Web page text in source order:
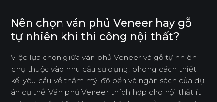
Nên chọn ván phủ Veneer hay gỗ
tự nhiên khi thi công nội thất?
Việc lựa chọn giữa ván phủ Veneer và gỗ tự nhiên
phụ thuộc vào nhu cầu sử dụng, phong cách thiết
kế, yêu cầu về thẩm mỹ, độ bền và ngân sách của dự
án cụ thể. Ván phủ Veneer thích hợp cho nội thất ít